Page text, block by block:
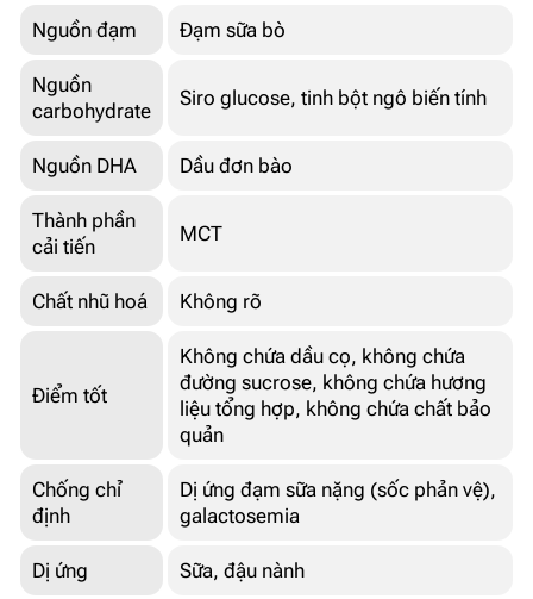
Nguồn đạm Đạm sữa bò
Nguồn
carbohydrate
Siro glucose, tinh bột ngô biến tính
Nguồn DHA Dầu đơn bào
Thành phần
cải tiến
MCT
Chất nhũ hoá Không rõ
Điểm tốt
Không chứa dầu cọ, không chứa
đường sucrose, không chứa hương
liệu tổng hợp, không chứa chất bảo
quản
Chống chỉ
định
Dị ứng đạm sữa nặng (sốc phản vệ),
galactosemia
Dị ứng Sữa, đậu nành